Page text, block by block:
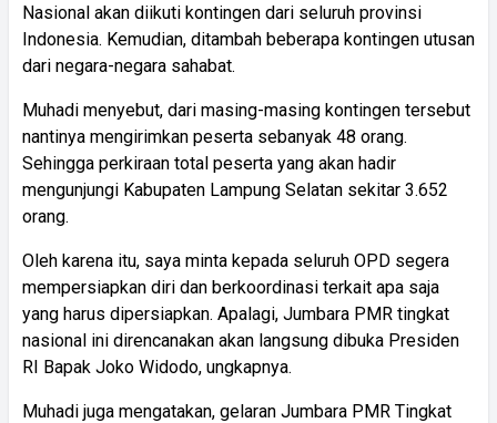
Nasional akan diikuti kontingen dari seluruh provinsi
Indonesia. Kemudian, ditambah beberapa kontingen utusan
dari negara-negara sahabat.
Muhadi menyebut, dari masing-masing kontingen tersebut
nantinya mengirimkan peserta sebanyak 48 orang.
Sehingga perkiraan total peserta yang akan hadir
mengunjungi Kabupaten Lampung Selatan sekitar 3.652
orang.
Oleh karena itu, saya minta kepada seluruh OPD segera
mempersiapkan diri dan berkoordinasi terkait apa saja
yang harus dipersiapkan. Apalagi, Jumbara PMR tingkat
nasional ini direncanakan akan langsung dibuka Presiden
RI Bapak Joko Widodo, ungkapnya.
Muhadi juga mengatakan, gelaran Jumbara PMR Tingkat